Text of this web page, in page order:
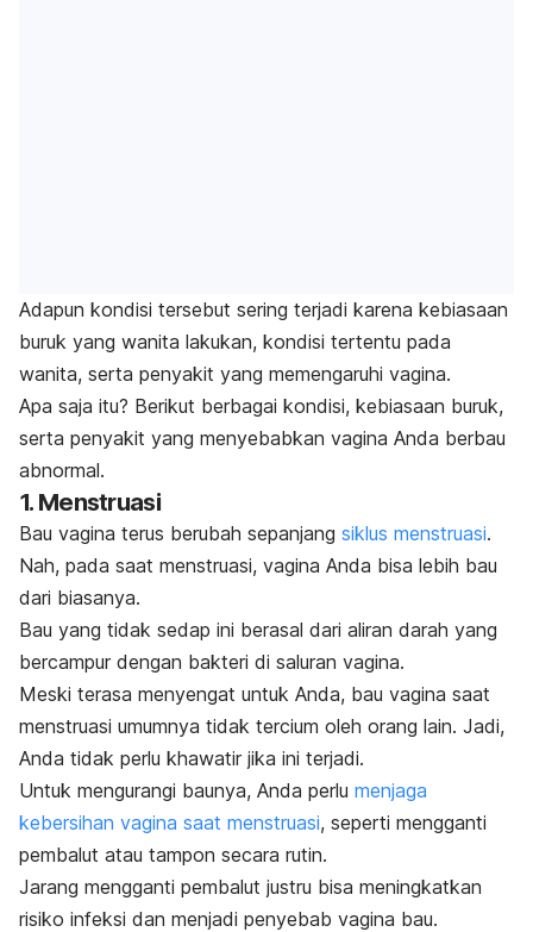
Adapun kondisi tersebut sering terjadi karena kebiasaan
buruk yang wanita lakukan, kondisi tertentu pada
wanita, serta penyakit yang memengaruhi vagina.
Apa saja itu? Berikut berbagai kondisi, kebiasaan buruk,
serta penyakit yang menyebabkan vagina Anda berbau
abnormal.
1. Menstruasi
Bau vagina terus berubah sepanjang siklus menstruasi.
Nah, pada saat menstruasi, vagina Anda bisa lebih bau
dari biasanya.
Bau yang tidak sedap ini berasal dari aliran darah yang
bercampur dengan bakteri di saluran vagina.
Meski terasa menyengat untuk Anda, bau vagina saat
menstruasi umumnya tidak tercium oleh orang lain. Jadi,
Anda tidak perlu khawatir jika ini terjadi.
Untuk mengurangi baunya, Anda perlu menjaga
kebersihan vagina saat menstruasi, seperti mengganti
pembalut atau tampon secara rutin.
Jarang mengganti pembalut justru bisa meningkatkan
risiko infeksi dan menjadi penyebab vagina bau.